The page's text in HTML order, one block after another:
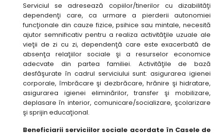
Serviciul se adresează copiilor/tinerilor cu dizabilităţi
dependenţi care, ca urmare a pierderii autonomiei
funcţionale din cauze fizice, psihice sau mintale, necesită
ajutor semnificativ pentru a realiza activităţile uzuale ale
vieţii de zi cu zi, dependenţă care este exacerbată de
absenţa relaţiilor sociale şi a resurselor economice
adecvate din partea familiei. Activităţile de bază
desfăşurate în cadrul serviciului sunt: asigurarea igienei
corporale, îmbrăcare şi dezbrăcare, hrănire şi hidratare,
asigurarea igienei eliminărilor, transfer şi mobilizare,
deplasare în interior, comunicare/socializare, şcolarizare
şi sprijin educaţional.
Beneficiarii serviciilor sociale acordate în Casele de